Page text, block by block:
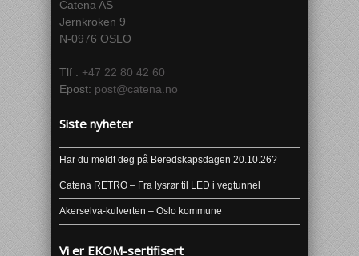
Catena AS
Jernkroken 9
N-0976 OSLO
Tlf : +47 22 80 42 60
Epost: post@catena.no
Siste nyheter
Har du meldt deg på Beredskapsdagen 20.10.26?
Catena RETRO – Fra lysrør til LED i vegtunnel
Akerselva-kulverten – Oslo kommune
Vi er EKOM-sertifisert